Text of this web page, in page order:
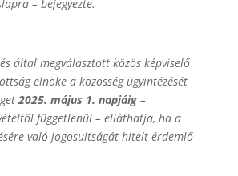
– bejegyezte.
által megválasztott közös képviselő
elnöke a közösség ügyintézését
2025. május 1. napjáig–
függetlenül – elláthatja, ha a
való jogosultságát hitelt érdemlő